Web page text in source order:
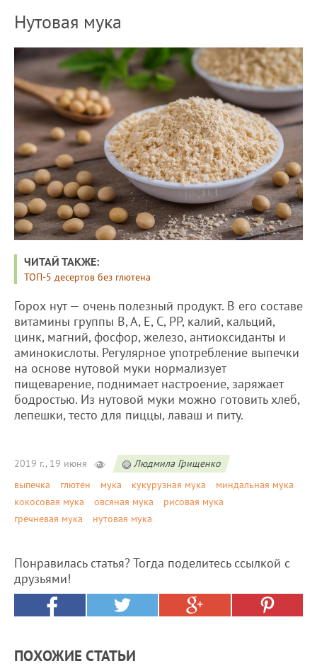
Нутовая мука
ЧИТАЙ ТАКЖЕ:
ТОП-5 десертов без глютена
Горох нут — очень полезный продукт. В его составе
витамины группы В, А, Е, С, РР, калий, кальций,
цинк, магний, фосфор, железо, антиоксиданты и
аминокислоты. Регулярное употребление выпечки
на основе нутовой муки нормализует
пищеварение, поднимает настроение, заряжает
бодростью. Из нутовой муки можно готовить хлеб,
лепешки, тесто для пиццы, лаваш и питу.
2019 г., 19 июня
Людмила Грищенко
выпечка
глютен мука кукурузная мука
миндальная мука
кокосовая мука
овсяная мука
рисовая мука
гречневая мука
нутовая мука
Понравилась статья? Тогда поделитесь ссылкой с
друзьями!
ПОХОЖИЕ СТАТЬИ